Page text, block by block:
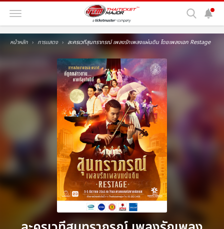
หน้าหลัก การแสดง ละครเวทีสุนทราภรณ์ เพลงรักเพลงแผ่นดิน โดยเพลงเอก Restage